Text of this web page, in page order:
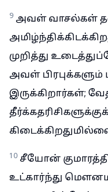
9 அவள் வாசல்கள்
முறித்து
அவள் பிரபுக்களும்
இருக்கிறார்கள்;
10 சீயோன்
உட்கார்ந்து